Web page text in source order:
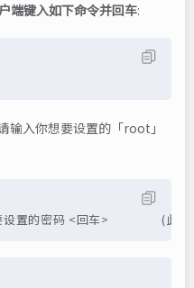
端键入如下命令并回车:
输入你想要设置的「root」
置的密码 <回车>                (此